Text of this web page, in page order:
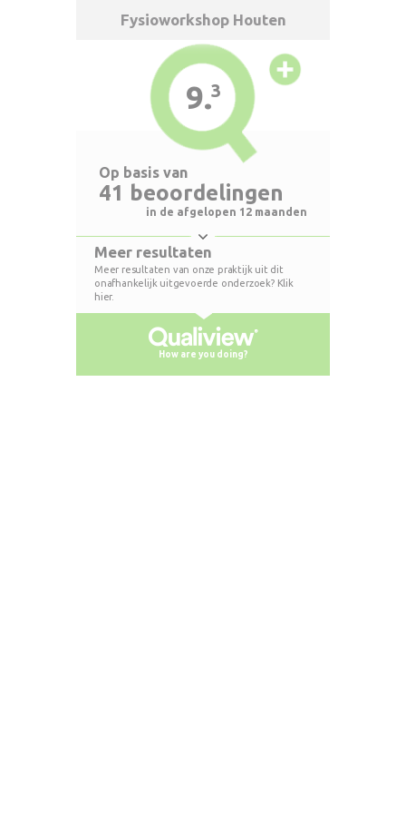
Fysioworkshop Houten
9.3
Op basis van
41 beoordelingen
in de afgelopen 12 maanden
Meer resultaten
Meer resultaten van onze praktijk uit dit
onafhankelijk uitgevoerde onderzoek? Klik
hier.
How are you doing?